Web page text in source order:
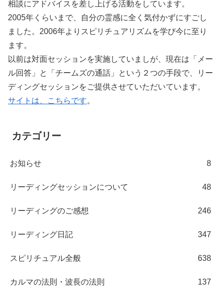
相談にアドバイスを差し上げる活動をしています。
2005年くらいまで、自分の霊感に全く気付かずにすごし
ました。2006年よりスピリチュアリズムを学び今に至り
ます。
以前は対面セッションを実施していましが、現在は「メー
ル回答」と「チームズの通話」という２つの手段で、リー
ディングセッションをご提供させていただいています。
サイトは、こちらです。
カテゴリー
お知らせ 8
リーディングセッションについて 48
リーディングのご感想 246
リーディング日記 347
スピリチュアル全般 638
カルマの法則・波長の法則 137